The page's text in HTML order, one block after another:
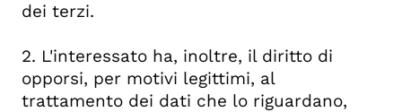
dei terzi.
2. L'interessato ha, inoltre, il diritto di
opporsi, per motivi legittimi, al
trattamento dei dati che lo riguardano,